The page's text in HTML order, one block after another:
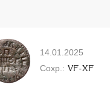
14.01.2025
VF-XF